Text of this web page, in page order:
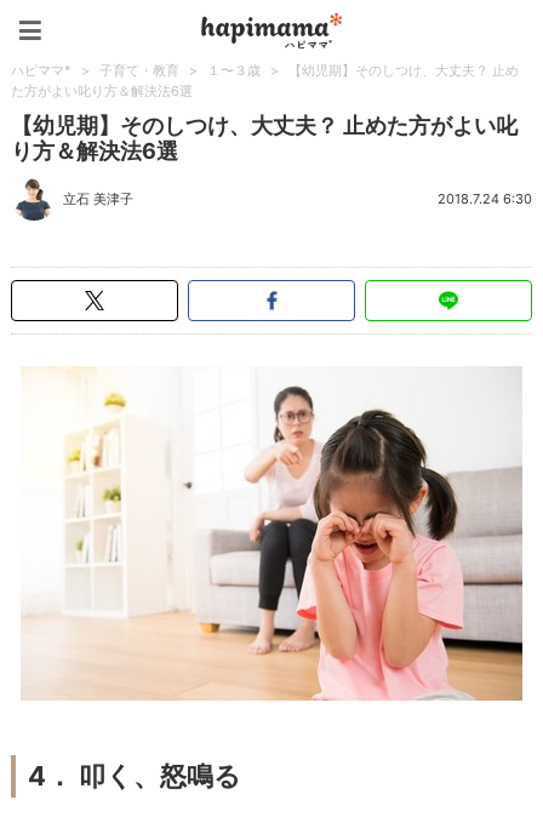
ハピママ* > 子育て・教育 > １〜３歳 >
【幼児期】そのしつけ、大丈夫？ 止め
た方がよい叱り方＆解決法6選
【幼児期】そのしつけ、大丈夫？ 止めた方がよい叱
り方＆解決法6選
立石 美津子 2018.7.24 6:30
4． 叩く、怒鳴る